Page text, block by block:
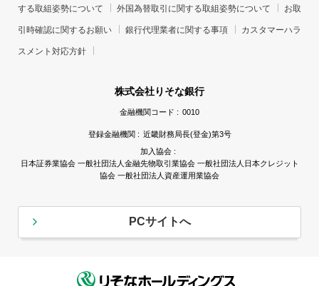
する取組姿勢について 外国為替取引に関する取組姿勢について お取
引時確認に関するお願い 銀行代理業者に関する事項 カスタマーハラ
スメント対応方針
株式会社りそな銀行
金融機関コード : 0010
登録金融機関 : 近畿財務局長(登金)第3号
加入協会 :
日本証券業協会 一般社団法人金融先物取引業協会 一般社団法人日本クレジット
協会 一般社団法人資産運用業協会
PCサイトへ